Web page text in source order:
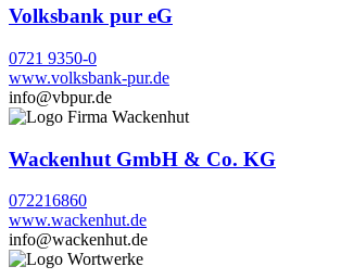
Volksbank pur eG
0721 9350-0
www.volksbank-pur.de
info@vbpur.de
Wackenhut GmbH & Co. KG
072216860
www.wackenhut.de
info@wackenhut.de